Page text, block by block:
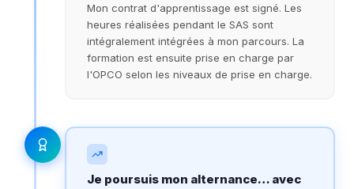
Mon contrat d'apprentissage est signé. Les
heures réalisées pendant le SAS sont
intégralement intégrées à mon parcours. La
formation est ensuite prise en charge par
l'OPCO selon les niveaux de prise en charge.
Je poursuis mon alternance… avec